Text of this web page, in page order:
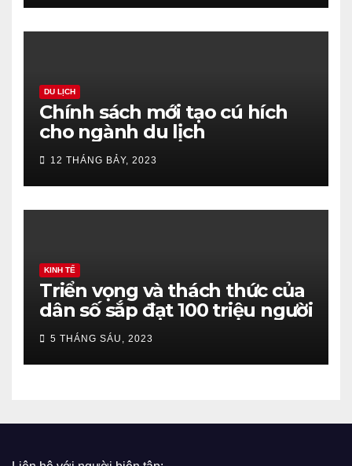
DU LỊCH
Chính sách mới tạo cú hích
cho ngành du lịch
12 THÁNG BẢY, 2023
KINH TẾ
Triển vọng và thách thức của
dân số sắp đạt 100 triệu người
5 THÁNG SÁU, 2023